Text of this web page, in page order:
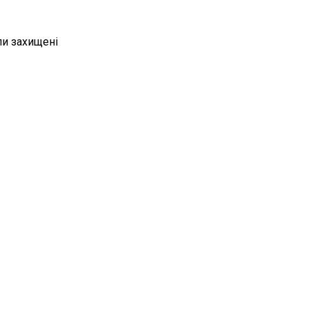
захищені